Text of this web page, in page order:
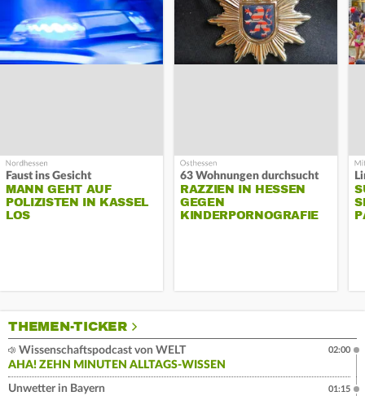
Faust ins Gesicht
MANN GEHT AUF
POLIZISTEN IN KASSEL
LOS
63 Wohnungen durchsucht
RAZZIEN IN HESSEN
GEGEN
KINDERPORNOGRAFIE
THEMEN-TICKER
Wissenschaftspodcast von WELT
AHA! ZEHN MINUTEN ALLTAGS-WISSEN
02:00
Unwetter in Bayern
01:15